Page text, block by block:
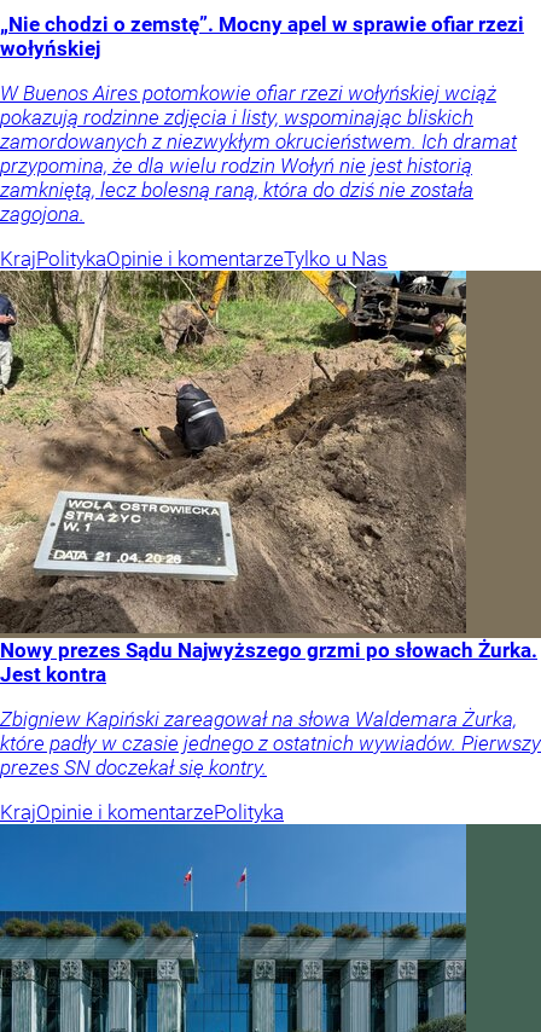
„Nie chodzi o zemstę”. Mocny apel w sprawie ofiar rzezi
wołyńskiej
W Buenos Aires potomkowie ofiar rzezi wołyńskiej wciąż
pokazują rodzinne zdjęcia i listy, wspominając bliskich
zamordowanych z niezwykłym okrucieństwem. Ich dramat
przypomina, że dla wielu rodzin Wołyń nie jest historią
zamkniętą, lecz bolesną raną, która do dziś nie została
zagojona.
KrajPolitykaOpinie i komentarzeTylko u Nas
Nowy prezes Sądu Najwyższego grzmi po słowach Żurka.
Jest kontra
Zbigniew Kapiński zareagował na słowa Waldemara Żurka,
które padły w czasie jednego z ostatnich wywiadów. Pierwszy
prezes SN doczekał się kontry.
KrajOpinie i komentarzePolityka